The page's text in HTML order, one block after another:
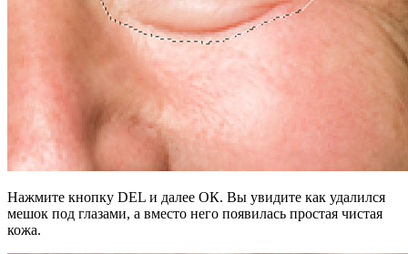
Нажмите кнопку DEL и далее ОК. Вы увидите как удалился
мешок под глазами, а вместо него появилась простая чистая
кожа.